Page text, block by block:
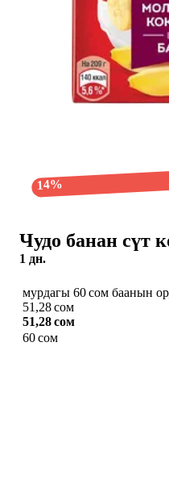
Чудо банан сүт
1 дн.
14%
мурдагы 60 сом баанын
51,28 сом
51,28 сом
60 сом